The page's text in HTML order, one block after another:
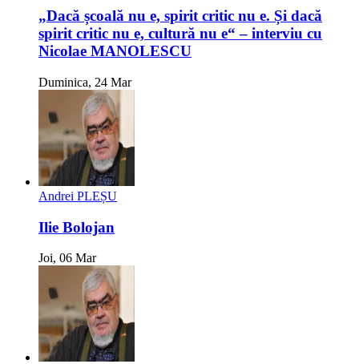
„Dacă școală nu e, spirit critic nu e. Și dacă
spirit critic nu e, cultură nu e“ – interviu cu
Nicolae MANOLESCU
Duminica, 24 Mar
Andrei PLEȘU
Ilie Bolojan
Joi, 06 Mar